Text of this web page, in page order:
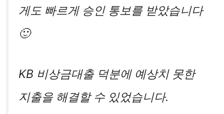
게도 빠르게 승인 통보를 받았습니다
🙂
KB 비상금대출 덕분에 예상치 못한
지출을 해결할 수 있었습니다.